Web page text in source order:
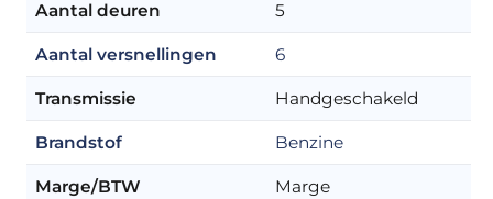
Aantal deuren 5
Aantal versnellingen 6
Transmissie Handgeschakeld
Brandstof Benzine
Marge/BTW Marge